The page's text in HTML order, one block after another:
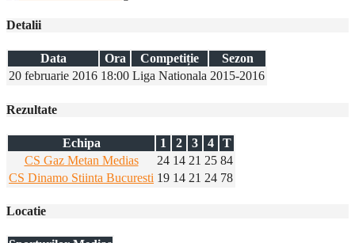
Detalii
Data Ora Competiție
Sezon
20 februarie 2016 18:00 Liga Nationala 2015-2016
Rezultate
Echipa 1 2 3 4
T
CS Gaz Metan Medias
24 14 21 25 84
CS Dinamo Stiinta Bucuresti 19 14 21 24 78
Locatie